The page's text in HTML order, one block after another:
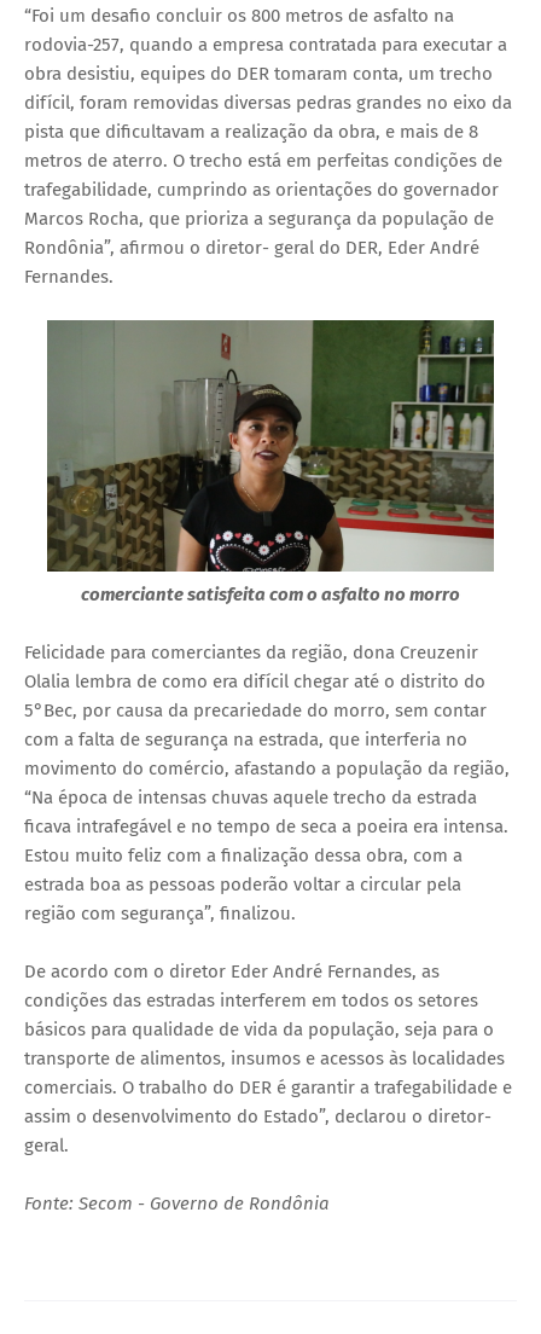
“Foi um desafio concluir os 800 metros de asfalto na
rodovia-257, quando a empresa contratada para executar a
obra desistiu, equipes do DER tomaram conta, um trecho
difícil, foram removidas diversas pedras grandes no eixo da
pista que dificultavam a realização da obra, e mais de 8
metros de aterro. O trecho está em perfeitas condições de
trafegabilidade, cumprindo as orientações do governador
Marcos Rocha, que prioriza a segurança da população de
Rondônia”, afirmou o diretor- geral do DER, Eder André
Fernandes.
comerciante satisfeita com o asfalto no morro
Felicidade para comerciantes da região, dona Creuzenir
Olalia lembra de como era difícil chegar até o distrito do
5°Bec, por causa da precariedade do morro, sem contar
com a falta de segurança na estrada, que interferia no
movimento do comércio, afastando a população da região,
“Na época de intensas chuvas aquele trecho da estrada
ficava intrafegável e no tempo de seca a poeira era intensa.
Estou muito feliz com a finalização dessa obra, com a
estrada boa as pessoas poderão voltar a circular pela
região com segurança”, finalizou.
De acordo com o diretor Eder André Fernandes, as
condições das estradas interferem em todos os setores
básicos para qualidade de vida da população, seja para o
transporte de alimentos, insumos e acessos às localidades
comerciais. O trabalho do DER é garantir a trafegabilidade e
assim o desenvolvimento do Estado”, declarou o diretor-
geral.
Fonte: Secom - Governo de Rondônia